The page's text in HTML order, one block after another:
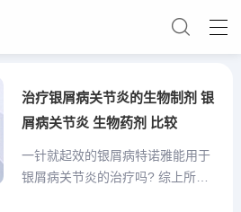
治疗银屑病关节炎的生物制剂 银
屑病关节炎 生物药剂 比较
一针就起效的银屑病特诺雅能用于
银屑病关节炎的治疗吗? 综上所